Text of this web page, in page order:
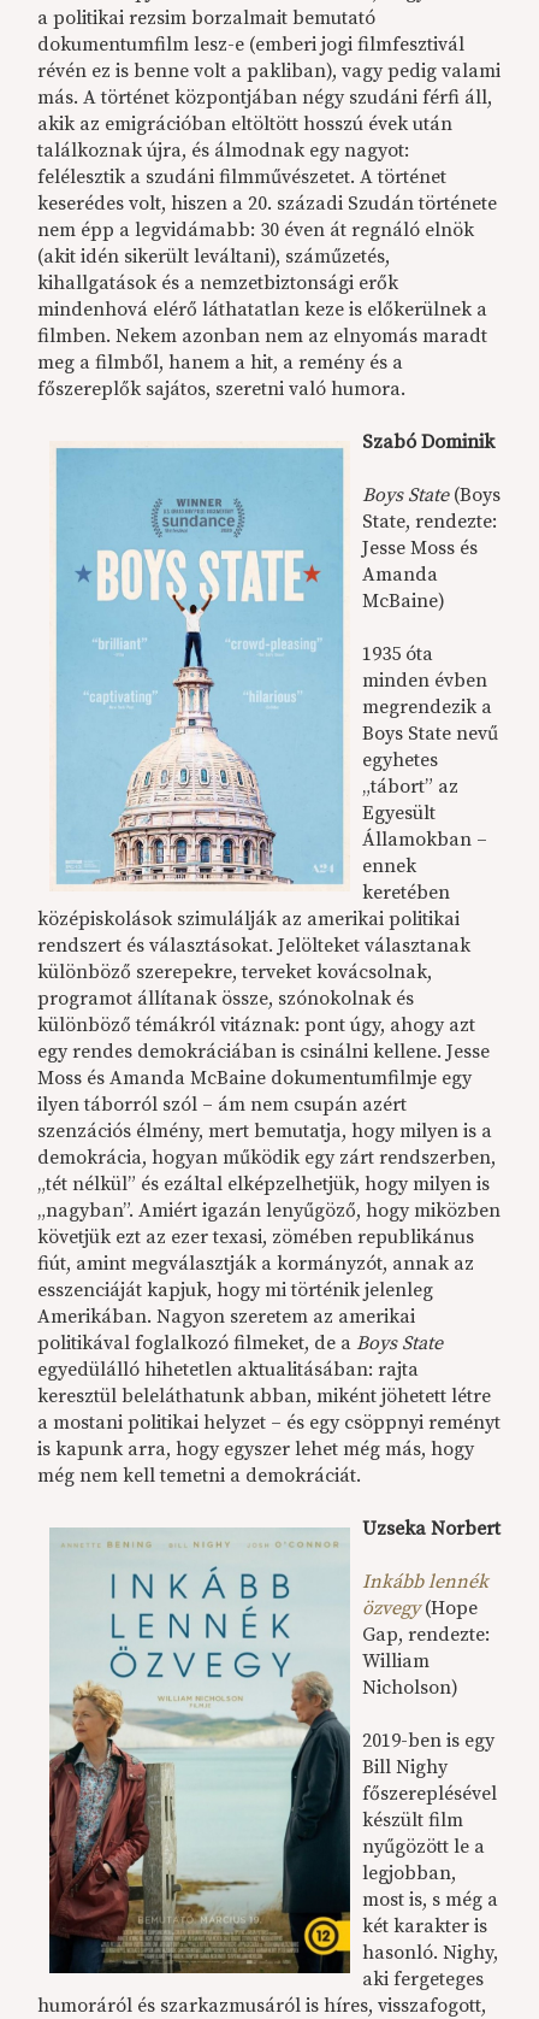
a politikai rezsim borzalmait bemutató
dokumentumfilm lesz-e (emberi jogi filmfesztivál
révén ez is benne volt a pakliban), vagy pedig valami
más. A történet központjában négy szudáni férfi áll,
akik az emigrációban eltöltött hosszú évek után
találkoznak újra, és álmodnak egy nagyot:
felélesztik a szudáni filmművészetet. A történet
keserédes volt, hiszen a 20. századi Szudán története
nem épp a legvidámabb: 30 éven át regnáló elnök
(akit idén sikerült leváltani), száműzetés,
kihallgatások és a nemzetbiztonsági erők
mindenhová elérő láthatatlan keze is előkerülnek a
filmben. Nekem azonban nem az elnyomás maradt
meg a filmből, hanem a hit, a remény és a
főszereplők sajátos, szeretni való humora.
Szabó Dominik
Boys State(Boys
State, rendezte:
Jesse Moss és
Amanda
McBaine)
1935 óta
minden évben
megrendezik a
Boys State nevű
egyhetes
„tábort” az
Egyesült
Államokban –
ennek
keretében
középiskolások szimulálják az amerikai politikai
rendszert és választásokat. Jelölteket választanak
különböző szerepekre, terveket kovácsolnak,
programot állítanak össze, szónokolnak és
különböző témákról vitáznak: pont úgy, ahogy azt
egy rendes demokráciában is csinálni kellene. Jesse
Moss és Amanda McBaine dokumentumfilmje egy
ilyen táborról szól – ám nem csupán azért
szenzációs élmény, mert bemutatja, hogy milyen is a
demokrácia, hogyan működik egy zárt rendszerben,
„tét nélkül” és ezáltal elképzelhetjük, hogy milyen is
„nagyban”. Amiért igazán lenyűgöző, hogy miközben
követjük ezt az ezer texasi, zömében republikánus
fiút, amint megválasztják a kormányzót, annak az
esszenciáját kapjuk, hogy mi történik jelenleg
Amerikában. Nagyon szeretem az amerikai
politikával foglalkozó filmeket, de aBoys State
egyedülálló hihetetlen aktualitásában: rajta
keresztül beleláthatunk abban, miként jöhetett létre
a mostani politikai helyzet – és egy csöppnyi reményt
is kapunk arra, hogy egyszer lehet még más, hogy
még nem kell temetni a demokráciát.
Uzseka Norbert
Inkább lennék
özvegy(Hope
Gap, rendezte:
William
Nicholson)
2019-ben is egy
Bill Nighy
főszereplésével
készült film
nyűgözött le a
legjobban,
most is, s még a
két karakter is
hasonló. Nighy,
aki fergeteges
humoráról és szarkazmusáról is híres, visszafogott,